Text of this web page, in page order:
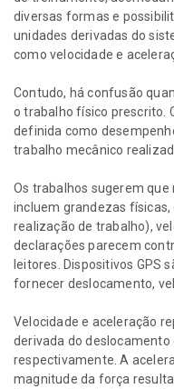
diversas formas e
unidades derivadas do
como velocidade e
Contudo, há confusão
o trabalho físico prescrito.
definida como
trabalho mecânico
Os trabalhos sugerem
incluem grandezas
realização de trabalho),
declarações parecem
leitores. Dispositivos GPS
fornecer deslocamento,
Velocidade e aceleração
derivada do
respectivamente. A
magnitude da força